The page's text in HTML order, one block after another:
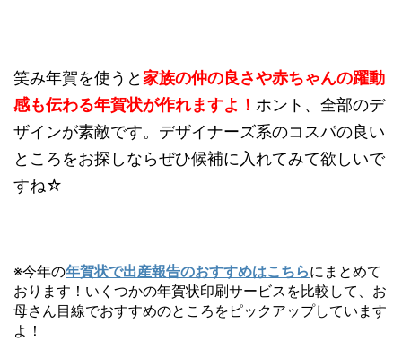
笑み年賀を使うと家族の仲の良さや赤ちゃんの躍動
感も伝わる年賀状が作れますよ！ ホント、全部のデ
ザインが素敵です。デザイナーズ系のコスパの良い
ところをお探しならぜひ候補に入れてみて欲しいで
すね☆
※今年の年賀状で出産報告のおすすめはこちらにまとめて
おります！いくつかの年賀状印刷サービスを比較して、お
母さん目線でおすすめのところをピックアップしています
よ！